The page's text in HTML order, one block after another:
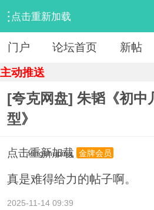
点击重新加载
› 【 资源区 】 › 『教育学习』 ›
门户 论坛首页 新帖
主动推送
[夸克网盘] 朱韬《初中
型》
点击重新加载
kingshuping 金牌会员
真是难得给力的帖子啊。
2025-11-14 09:39